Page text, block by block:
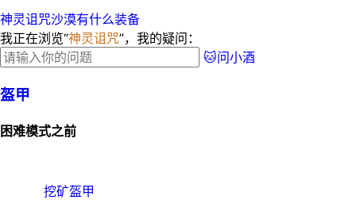
神灵诅咒沙漠有什么装备
我正在浏览“神灵诅咒”，我的疑问：
🐱问小酒
盔甲
困难模式之前
挖矿盔甲